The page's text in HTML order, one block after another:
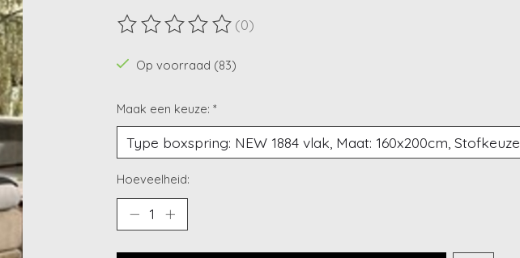
De beoordeling van dit product is
(0)
Op voorraad (83)
Maak een keuze: *
Hoeveelheid: